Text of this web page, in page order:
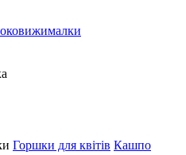
Горшки для квітів Кашпо